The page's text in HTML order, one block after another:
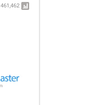
461,462